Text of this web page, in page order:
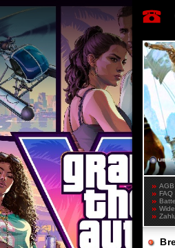
AGB
FAQ